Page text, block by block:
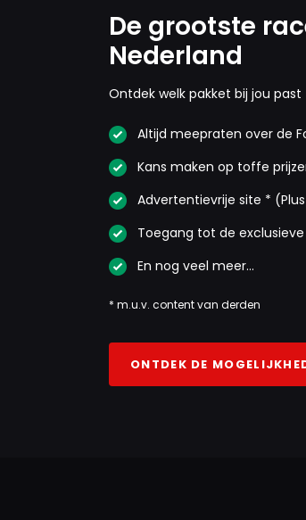
De grootste
Nederland
Ontdek welk pakket bij jou past
Altijd meepraten over de
Kans maken op toffe
Advertentievrije site *
Toegang tot de
En nog veel meer…
* m.u.v. content van derden
ONTDEK DE